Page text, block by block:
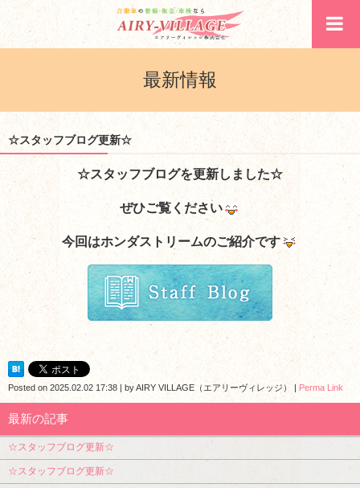
最新情報
☆スタッフブログ更新☆
☆スタッフブログを更新しました☆
ぜひご覧ください
今回はホンダストリームのご紹介です
Posted on 2025.02.02 17:38 | byAIRY VILLAGE（エアリーヴィレッジ） | Perma Link
最新の記事
☆スタッフブログ更新☆
☆スタッフブログ更新☆